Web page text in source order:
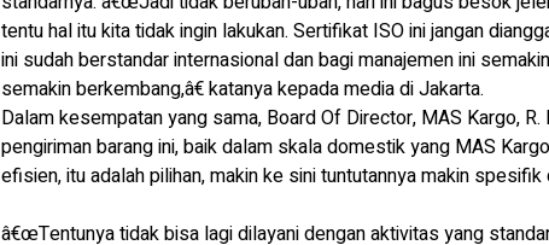
tentu hal itu kita tidak ingin lakukan. Sertifikat ISO ini jangan
ini sudah berstandar internasional dan bagi manajemen ini
semakin berkembang,â€ katanya kepada media di Jakarta.
Dalam kesempatan yang sama, Board Of Director, MAS Kargo,
pengiriman barang ini, baik dalam skala domestik yang MAS
efisien, itu adalah pilihan, makin ke sini tuntutannya makin
â€œTentunya tidak bisa lagi dilayani dengan aktivitas yang